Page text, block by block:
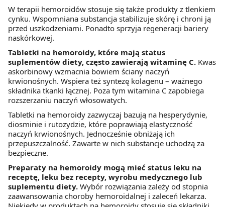
W terapii hemoroidów stosuje się także produkty z tlenkiem
cynku. Wspomniana substancja stabilizuje skórę i chroni ją
przed uszkodzeniami. Ponadto sprzyja regeneracji bariery
naskórkowej.
Tabletki na hemoroidy, które mają status
suplementów diety, często zawierają witaminę C. Kwas
askorbinowy wzmacnia bowiem ściany naczyń
krwionośnych. Wspiera też syntezę kolagenu – ważnego
składnika tkanki łącznej. Poza tym witamina C zapobiega
rozszerzaniu naczyń włosowatych.
Tabletki na hemoroidy zazwyczaj bazują na hesperydynie,
diosminie i rutozydzie, które poprawiają elastyczność
naczyń krwionośnych. Jednocześnie obniżają ich
przepuszczalność. Zawarte w nich substancje uchodzą za
bezpieczne.
Preparaty na hemoroidy mogą mieć status leku na
receptę, leku bez recepty, wyrobu medycznego lub
suplementu diety. Wybór rozwiązania zależy od stopnia
zaawansowania choroby hemoroidalnej i zaleceń lekarza.